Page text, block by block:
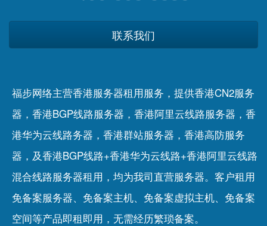
联系我们
福步网络主营香港服务器租用服务，提供香港CN2服务
器，香港BGP线路服务器，香港阿里云线路服务器，香
港华为云线路务器，香港群站服务器，香港高防服务
器，及香港BGP线路+香港华为云线路+香港阿里云线路
混合线路服务器租用，均为我司直营服务器。客户租用
免备案服务器、 免备案主机、 免备案虚拟主机、 免备案
空间等产品即租即用，无需经历繁琐备案。